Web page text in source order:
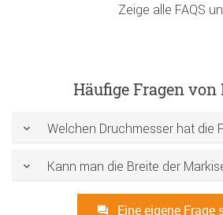
Zeige alle FAQS
Häufige Fragen
Welchen Druchmesser hat die
Kann man die Breite der
Eine eigene Frage